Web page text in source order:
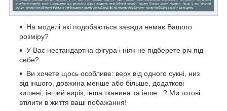
На моделі які подобаються завжди немає Вашого
розміру?
У Вас нестандартна фігура і ніяк не підберете річ під
себе?
Ви хочете щось особливе: верх від одного сукні, низ
від іншого, довжина менше або більше, додаткові
кишені, інший виріз, інша тканина та інше...? Ми готові
втілити в життя ваші побажання!